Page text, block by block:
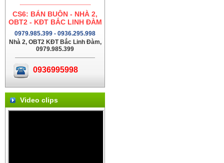
CS6: BÁN BUÔN - NHÀ 2,
OBT2 - KĐT BẮC LINH ĐÀM
0979.985.399 - 0936.295.998
Nhà 2, OBT2 KĐT Bắc Linh Đàm,
0979.985.399
0936995998
Video clips